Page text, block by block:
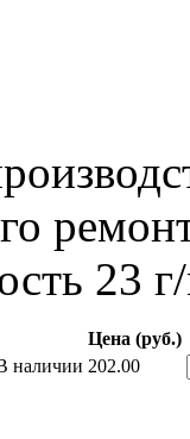
23
Цена (руб.)
наличии 202.00